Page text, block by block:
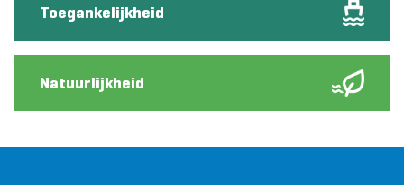
Toegankelijkheid
Natuurlijkheid